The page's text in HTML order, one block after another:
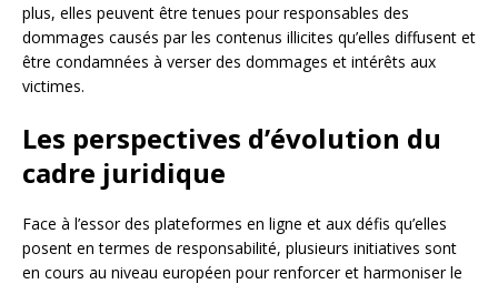
plus, elles peuvent être tenues pour responsables des
dommages causés par les contenus illicites qu’elles diffusent et
être condamnées à verser des dommages et intérêts aux
victimes.
Les perspectives d’évolution du
cadre juridique
Face à l’essor des plateformes en ligne et aux défis qu’elles
posent en termes de responsabilité, plusieurs initiatives sont
en cours au niveau européen pour renforcer et harmoniser le